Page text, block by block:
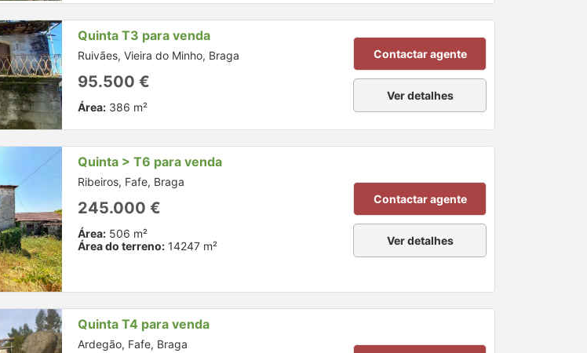
Quinta T3 para venda
Ruivães, Vieira do Minho, Braga
95.500 €
Área: 386 m²
Contactar agente
Ver detalhes
Quinta > T6 para venda
Ribeiros, Fafe, Braga
245.000 €
Área: 506 m²
Área do terreno: 14247 m²
Contactar agente
Ver detalhes
Quinta T4 para venda
Ardegão, Fafe, Braga